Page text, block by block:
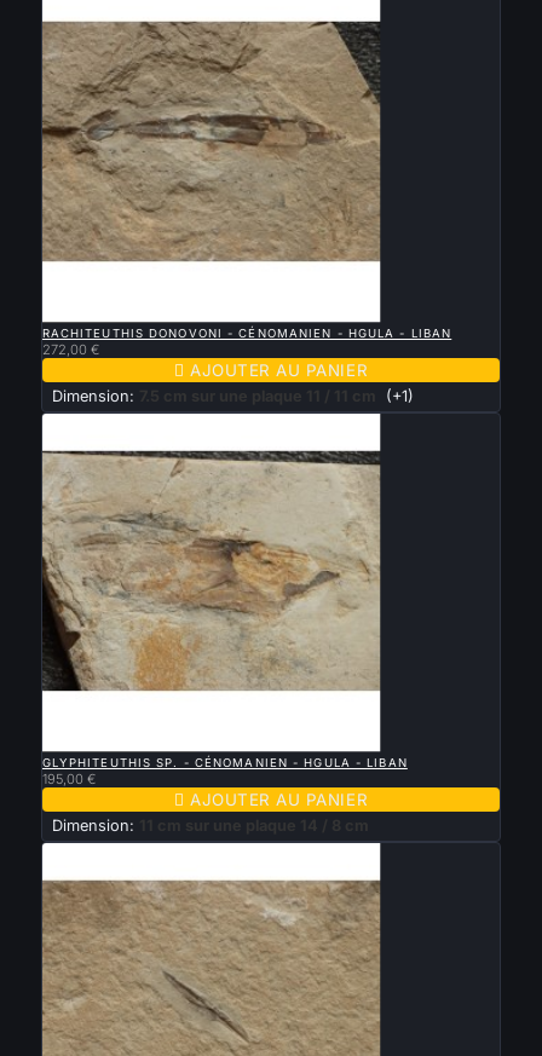
RACHITEUTHIS DONOVONI - CÉNOMANIEN - HGULA - LIBAN
272,00 €
 AJOUTER AU PANIER
Dimension: 7.5 cm sur une plaque 11 / 11 cm (+1)
GLYPHITEUTHIS SP. - CÉNOMANIEN - HGULA - LIBAN
195,00 €
 AJOUTER AU PANIER
Dimension: 11 cm sur une plaque 14 / 8 cm